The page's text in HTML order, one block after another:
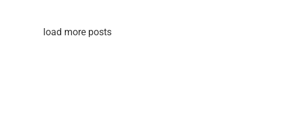
load more posts